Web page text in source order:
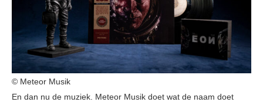
© Meteor Musik
En dan nu de muziek. Meteor Musik doet wat de naam doet